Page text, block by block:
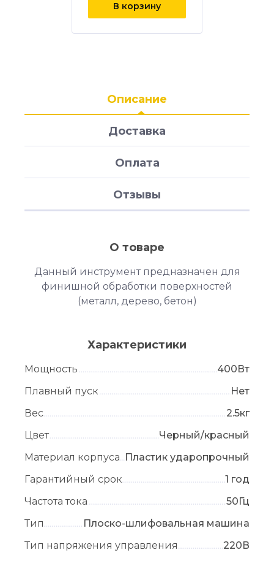
В корзину
Описание
Доставка
Оплата
Отзывы
О товаре
Данный инструмент предназначен для
финишной обработки поверхностей
(металл, дерево, бетон)
Характеристики
Мощность
400Вт
Плавный пуск
Нет
Вес
2.5кг
Цвет
Черный/красный
Материал корпуса Пластик ударопрочный
Гарантийный срок
1 год
Частота тока
50Гц
Тип
Плоско-шлифовальная машина
Тип напряжения управления
220В